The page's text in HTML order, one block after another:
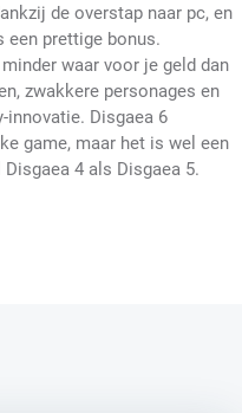
de overstap naar pc, en
een prettige bonus.
waar voor je geld dan
zwakkere personages en
innovatie. Disgaea 6
game, maar het is wel een
4 als Disgaea 5.